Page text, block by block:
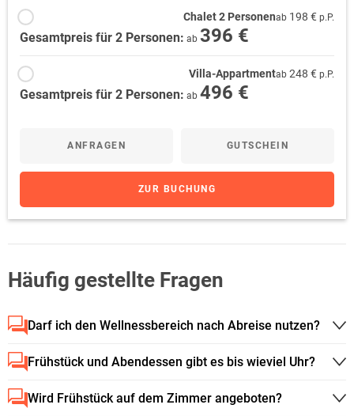
Chalet 2 Personenab 198 € p.P.
Gesamtpreis für 2 Personen: ab 396 €
Villa-Appartmentab 248 € p.P.
Gesamtpreis für 2 Personen: ab 496 €
ANFRAGEN GUTSCHEIN
ZUR BUCHUNG
Häufig gestellte Fragen
Darf ich den Wellnessbereich nach Abreise nutzen?
Frühstück und Abendessen gibt es bis wieviel Uhr?
Wird Frühstück auf dem Zimmer angeboten?